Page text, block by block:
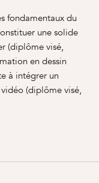
fondamentaux du
une solide
(diplôme visé,
en dessin
à intégrer un
(diplôme visé,